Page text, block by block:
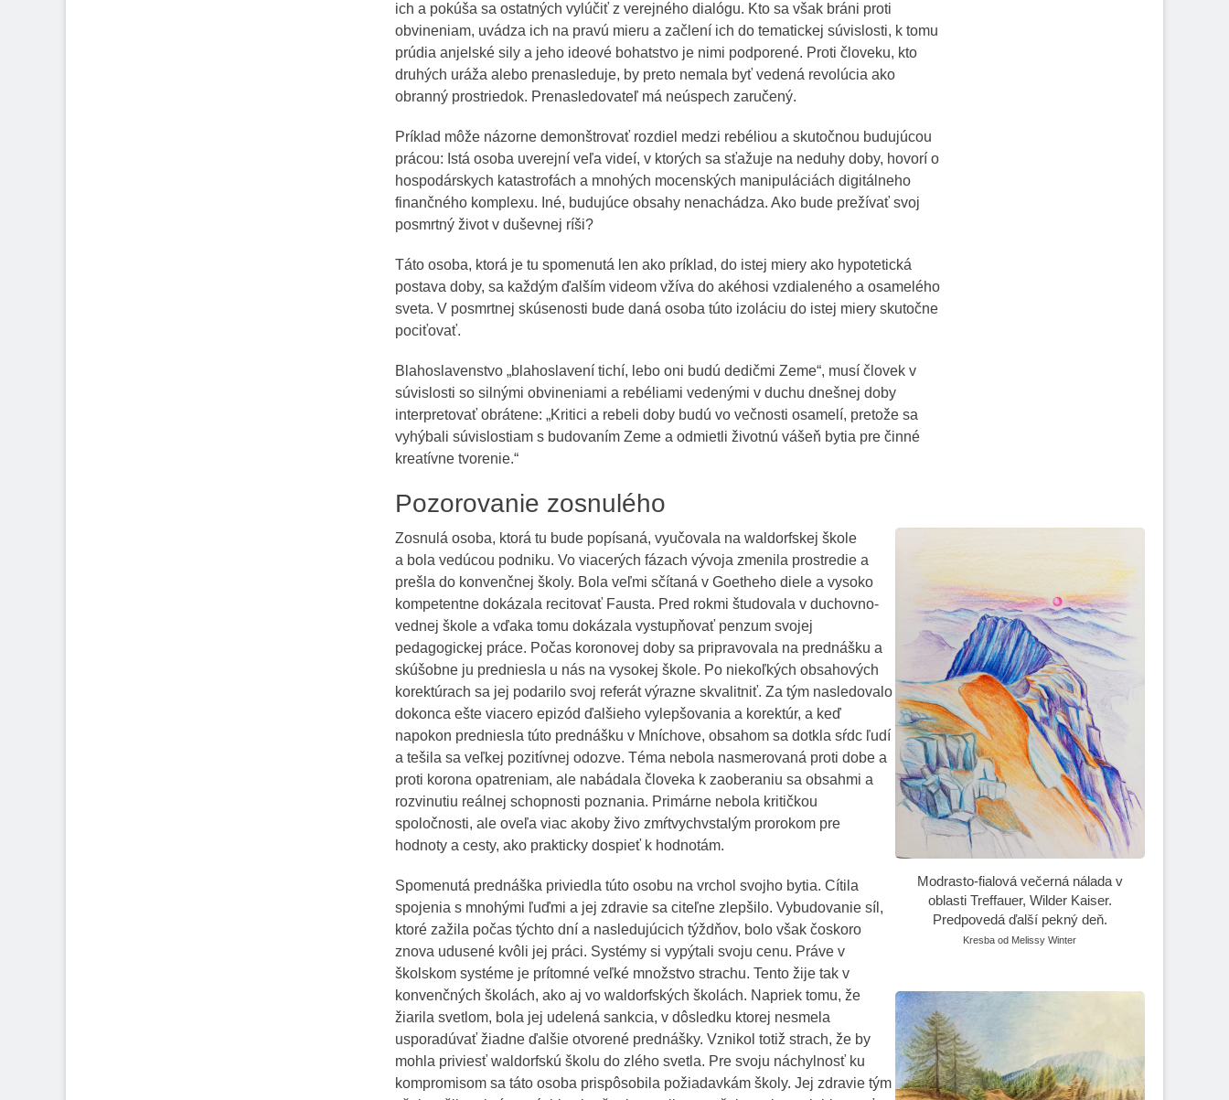
ich a pokúša sa ostatných vylúčiť z verejného dialógu. Kto sa však bráni proti
obvineniam, uvádza ich na pravú mieru a začlení ich do tematickej súvislosti, k tomu
prúdia anjelské sily a jeho ideové bohatstvo je nimi podporené. Proti človeku, kto
druhých uráža alebo prenasleduje, by preto nemala byť vedená revolúcia ako
obranný prostriedok. Prenasledovateľ má neúspech zaručený.
Príklad môže názorne demonštrovať rozdiel medzi rebéliou a skutočnou budujúcou
prácou: Istá osoba uverejní veľa videí, v ktorých sa sťažuje na neduhy doby, hovorí o
hospodárskych katastrofách a mnohých mocenských manipuláciách digitálneho
finančného komplexu. Iné, budujúce obsahy nenachádza. Ako bude prežívať svoj
posmrtný život v duševnej ríši?
Táto osoba, ktorá je tu spomenutá len ako príklad, do istej miery ako hypotetická
postava doby, sa každým ďalším videom vžíva do akéhosi vzdialeného a osamelého
sveta. V posmrtnej skúsenosti bude daná osoba túto izoláciu do istej miery skutočne
pociťovať.
Blahoslavenstvo „blahoslavení tichí, lebo oni budú dedičmi Zeme“, musí človek v
súvislosti so silnými obvineniami a rebéliami vedenými v duchu dnešnej doby
interpretovať obrátene: „Kritici a rebeli doby budú vo večnosti osamelí, pretože sa
vyhýbali súvislostiam s budovaním Zeme a odmietli životnú vášeň bytia pre činné
kreatívne tvorenie.“
Pozorovanie zosnulého
Zosnulá osoba, ktorá tu bude popísaná, vyučovala na waldorfskej škole
a bola vedúcou podniku. Vo viacerých fázach vývoja zmenila prostredie a
prešla do konvenčnej školy. Bola veľmi sčítaná v Goetheho diele a vysoko
kompetentne dokázala recitovať Fausta. Pred rokmi študovala v duchovno-
vednej škole a vďaka tomu dokázala vystupňovať penzum svojej
pedagogickej práce. Počas koronovej doby sa pripravovala na prednášku a
skúšobne ju predniesla u nás na vysokej škole. Po niekoľkých obsahových
korektúrach sa jej podarilo svoj referát výrazne skvalitniť. Za tým nasledovalo
dokonca ešte viacero epizód ďalšieho vylepšovania a korektúr, a keď
napokon predniesla túto prednášku v Mníchove, obsahom sa dotkla sŕdc ľudí
a tešila sa veľkej pozitívnej odozve. Téma nebola nasmerovaná proti dobe a
proti korona opatreniam, ale nabádala človeka k zaoberaniu sa obsahmi a
rozvinutiu reálnej schopnosti poznania. Primárne nebola kritičkou
spoločnosti, ale oveľa viac akoby živo zmŕtvychvstalým prorokom pre
hodnoty a cesty, ako prakticky dospieť k hodnotám.
Spomenutá prednáška priviedla túto osobu na vrchol svojho bytia. Cítila
spojenia s mnohými ľuďmi a jej zdravie sa citeľne zlepšilo. Vybudovanie síl,
ktoré zažila počas týchto dní a nasledujúcich týždňov, bolo však čoskoro
znova udusené kvôli jej práci. Systémy si vypýtali svoju cenu. Práve v
školskom systéme je prítomné veľké množstvo strachu. Tento žije tak v
konvenčných školách, ako aj vo waldorfských školách. Napriek tomu, že
žiarila svetlom, bola jej udelená sankcia, v dôsledku ktorej nesmela
usporadúvať žiadne ďalšie otvorené prednášky. Vznikol totiž strach, že by
mohla priviesť waldorfskú školu do zlého svetla. Pre svoju náchylnosť ku
kompromisom sa táto osoba prispôsobila požiadavkám školy. Jej zdravie tým
Modrasto-fialová večerná nálada v
oblasti Treffauer, Wilder Kaiser.
Predpovedá ďalší pekný deň.
Kresba od Melissy Winter